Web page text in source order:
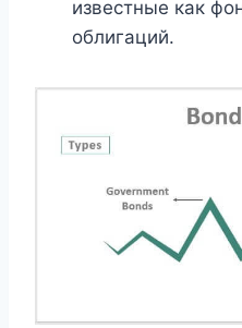
известные как
облигаций.